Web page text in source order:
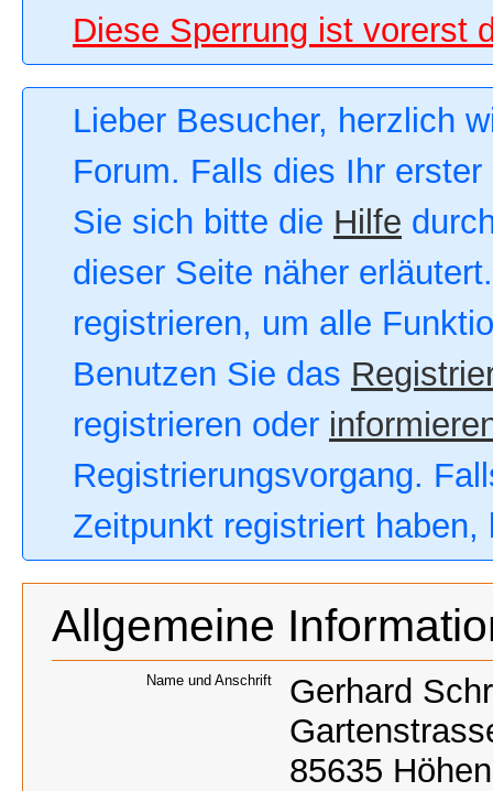
Diese Sperrung ist vorerst
Lieber Besucher, herzlich
Forum. Falls dies Ihr
Sie sich bitte die Hilfe
dieser Seite näher
registrieren, um alle
Benutzen Sie das
registrieren oder
Registrierungsvorgang.
Zeitpunkt registriert
Allgemeine
Name und Anschrift
Gerhard
85635